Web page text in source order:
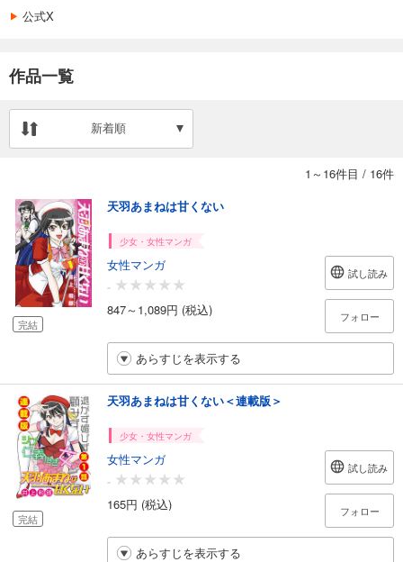
公式X
作品一覧
新着順
1～16件目 / 16件
完結
天羽あまねは甘くない
少女・女性マンガ
女性マンガ
-
847～1,089円 (税込)
試し読み
フォロー
あらすじを表示する
完結
天羽あまねは甘くない＜連載版＞
少女・女性マンガ
女性マンガ
-
165円 (税込)
試し読み
フォロー
あらすじを表示する